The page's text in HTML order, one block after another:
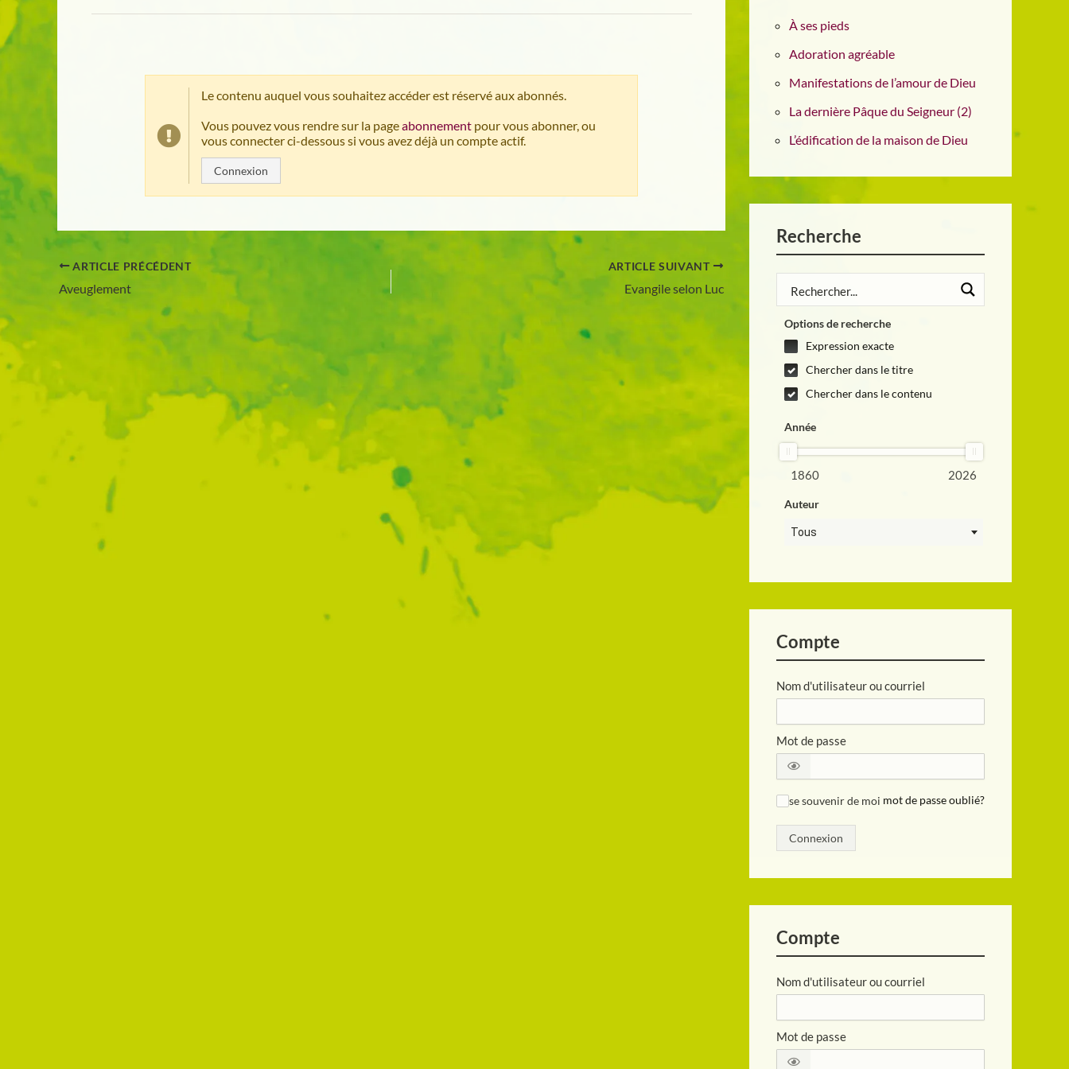
Le contenu auquel vous souhaitez accéder est réservé aux abonnés.
Vous pouvez vous rendre sur la pageabonnement pour vous abonner, ou
vous connecter ci-dessous si vous avez déjà un compte actif.
Connexion
ARTICLE PRÉCÉDENT
Aveuglement
ARTICLE SUIVANT
Evangile selon Luc
À ses pieds
Adoration agréable
Manifestations de l’amour de Dieu
La dernière Pâque du Seigneur (2)
L’édification de la maison de Dieu
Recherche
Options de recherche
Expression exacte
Chercher dans le titre
Chercher dans le contenu
Année
1860 2026
Auteur
Tous
Compte
Nom d'utilisateur ou courriel
Mot de passe
se souvenir de moi mot de passe oublié?
Connexion
Compte
Nom d'utilisateur ou courriel
Mot de passe